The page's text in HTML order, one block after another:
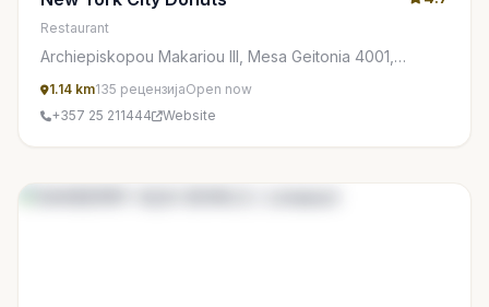
Restaurant
Archiepiskopou Makariou III, Mesa Geitonia 4001,
1.14 km135 рецензијаOpen now
+357 25 211444
Website